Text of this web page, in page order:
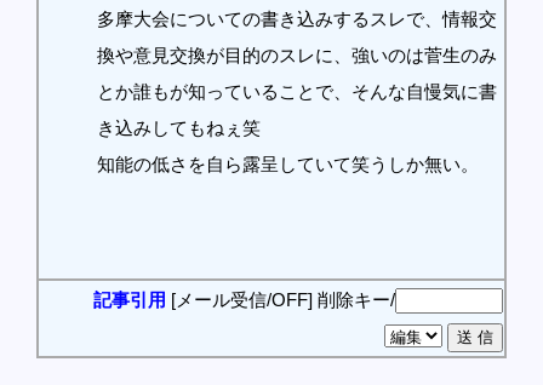
多摩大会についての書き込みするスレで、情報交
換や意見交換が目的のスレに、強いのは菅生のみ
とか誰もが知っていることで、そんな自慢気に書
き込みしてもねぇ笑
知能の低さを自ら露呈していて笑うしか無い。
記事引用 [メール受信/OFF] 削除キー/